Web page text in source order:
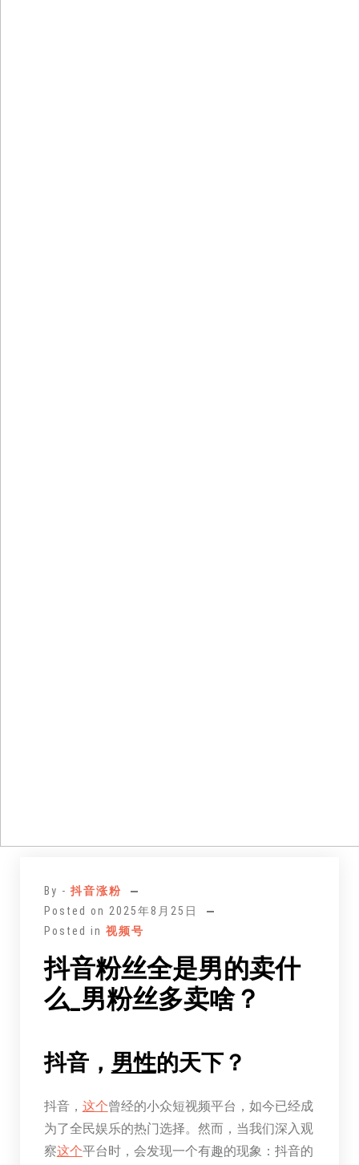
By - 抖音涨粉
Posted on 2025年8月25日
Posted in 视频号
抖音粉丝全是男的卖什
么_男粉丝多卖啥？
抖音， 男性的天下？
抖音， 这个曾经的小众短视频平台，如今已经成
为了全民娱乐的热门选择。然而，当我们深入观
察这个平台时，会发现一个有趣的现象：抖音的